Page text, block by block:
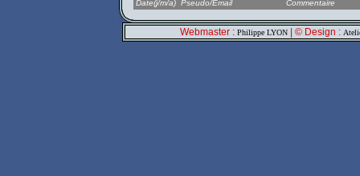
Date(j/m/a) Pseudo/Email Commentaire
Webmaster : Philippe LYON | © Design :